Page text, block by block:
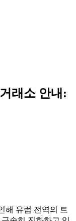
래소 안내:
해 유럽 전역의 트